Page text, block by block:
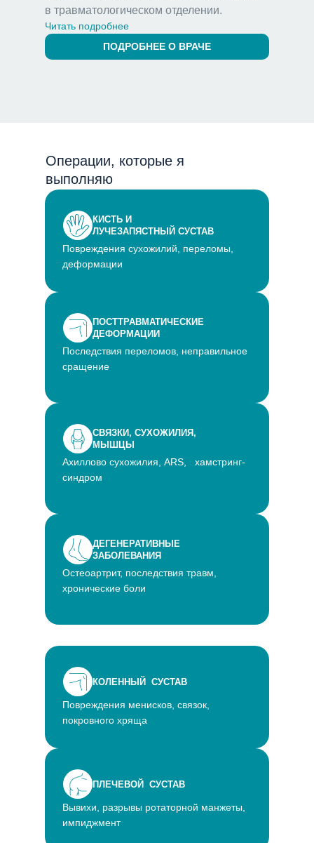
в травматологическом отделении.
Читать подробнее
ПОДРОБНЕЕ О ВРАЧЕ
Операции, которые я
выполняю
КИСТЬ И
ЛУЧЕЗАПЯСТНЫЙ СУСТАВ
Повреждения сухожилий, переломы,
деформации
ПОСТТРАВМАТИЧЕСКИЕ
ДЕФОРМАЦИИ
Последствия переломов, неправильное
сращение
СВЯЗКИ, СУХОЖИЛИЯ,
МЫШЦЫ
Ахиллово сухожилия, ARS, хамстринг-
cиндром
ДЕГЕНЕРАТИВНЫЕ
ЗАБОЛЕВАНИЯ
Остеоартрит, последствия травм,
хронические боли
КОЛЕННЫЙ СУСТАВ
Повреждения менисков, связок,
покровного хряща
ПЛЕЧЕВОЙ СУСТАВ
Вывихи, разрывы ротаторной манжеты,
импиджмент